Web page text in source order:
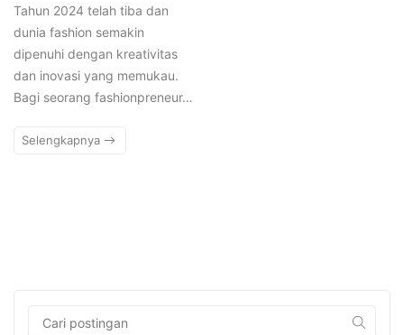
Tahun 2024 telah tiba dan
dunia fashion semakin
dipenuhi dengan kreativitas
dan inovasi yang memukau.
Bagi seorang fashionpreneur…
Selengkapnya